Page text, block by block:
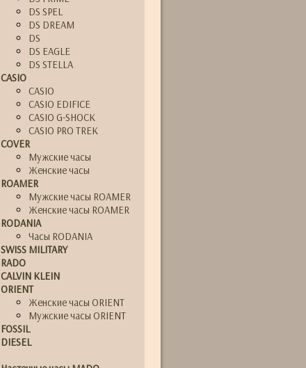
DS SPEL
DS DREAM
DS
DS EAGLE
DS STELLA
CASIO
CASIO
CASIO EDIFICE
CASIO G-SHOCK
CASIO PRO TREK
COVER
Мужские часы
Женские часы
ROAMER
Мужские часы ROAMER
Женские часы ROAMER
RODANIA
Часы RODANIA
SWISS MILITARY
RADO
CALVIN KLEIN
ORIENT
Женские часы ORIENT
Мужские часы ORIENT
FOSSIL
DIESEL